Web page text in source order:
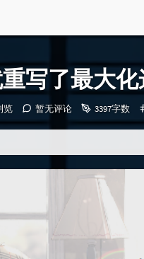
写了最大
览 暂无评论 3397字数